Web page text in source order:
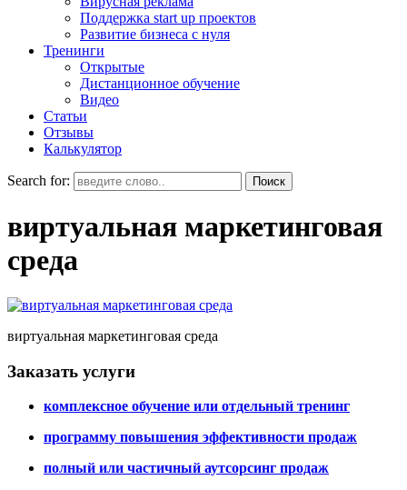
Поддержка start up проектов
Развитие бизнеса с нуля
Тренинги
Открытые
Дистанционное обучение
Видео
Статьи
Отзывы
Калькулятор
Search for:
виртуальная маркетинговая
среда
виртуальная маркетинговая среда
Заказать услуги
комплексное обучение или отдельный тренинг
программу повышения эффективности продаж
полный или частичный аутсорсинг продаж